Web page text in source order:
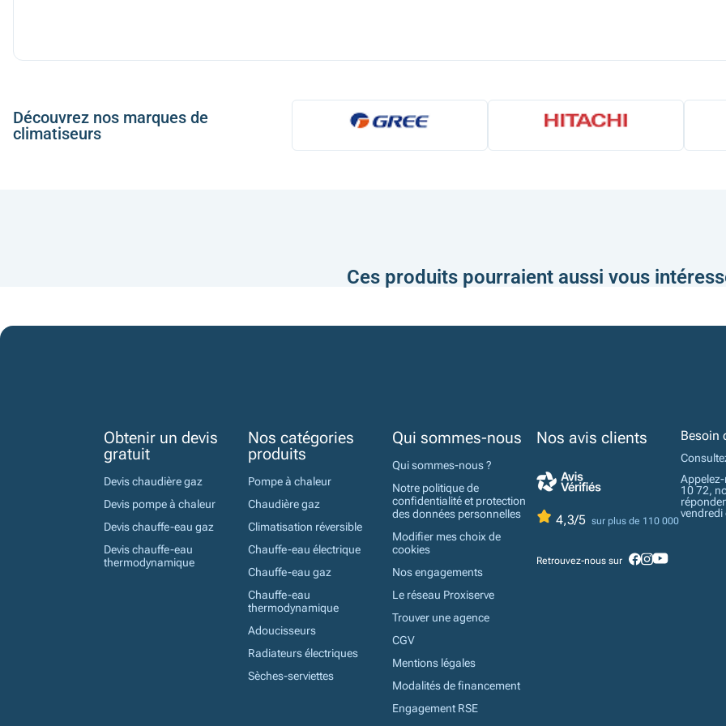
Découvrez nos marques de
climatiseurs
Ces produits pourraient aussi vous
Obtenir un devis
gratuit
Devis chaudière gaz
Devis pompe à chaleur
Devis chauffe-eau gaz
Devis chauffe-eau
thermodynamique
Nos catégories
produits
Pompe à chaleur
Chaudière gaz
Climatisation réversible
Chauffe-eau électrique
Chauffe-eau gaz
Chauffe-eau
thermodynamique
Adoucisseurs
Radiateurs électriques
Sèches-serviettes
Qui sommes-nous
Qui sommes-nous ?
Notre politique de
confidentialité et protection
des données personnelles
Modifier mes choix de
cookies
Nos engagements
Le réseau Proxiserve
Trouver une agence
CGV
Mentions légales
Modalités de financement
Engagement RSE
Nos avis clients
4,3/5 sur plus de 110 000
Retrouvez-nous sur
Besoin
10 72,
vendredi